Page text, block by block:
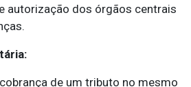
autorização dos órgãos centrais
de um tributo no mesmo